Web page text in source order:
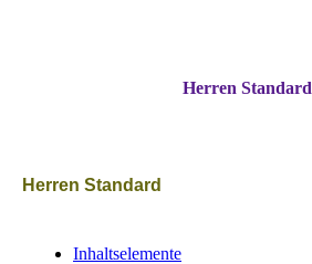
Herren Standard
Herren Standard
Inhaltselemente